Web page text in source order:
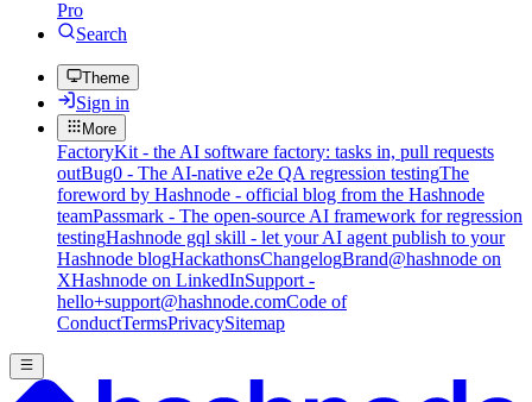
Pro
Search
Theme
Sign in
More
FactoryKit - the AI software factory: tasks in, pull requests
outBug0 - The AI-native e2e QA regression testingThe
foreword by Hashnode - official blog from the Hashnode
teamPassmark - The open-source AI framework for regression
testingHashnode gql skill - let your AI agent publish to your
Hashnode blogHackathonsChangelogBrand@hashnode on
XHashnode on LinkedInSupport -
hello+support@hashnode.comCode of
ConductTermsPrivacySitemap